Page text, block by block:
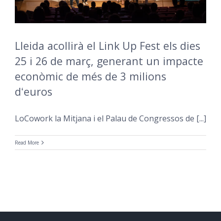
Lleida acollirà el Link Up Fest els dies
25 i 26 de març, generant un impacte
econòmic de més de 3 milions
dʻeuros
LoCowork la Mitjana i el Palau de Congressos de [...]
Read More